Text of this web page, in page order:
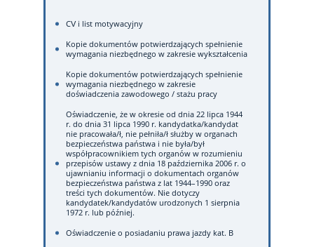
CV i list motywacyjny
Kopie dokumentów potwierdzających spełnienie
wymagania niezbędnego w zakresie wykształcenia
Kopie dokumentów potwierdzających spełnienie
wymagania niezbędnego w zakresie
doświadczenia zawodowego / stażu pracy
Oświadczenie, że w okresie od dnia 22 lipca 1944
r. do dnia 31 lipca 1990 r. kandydatka/kandydat
nie pracowała/ł, nie pełniła/ł służby w organach
bezpieczeństwa państwa i nie była/był
współpracownikiem tych organów w rozumieniu
przepisów ustawy z dnia 18 października 2006 r. o
ujawnianiu informacji o dokumentach organów
bezpieczeństwa państwa z lat 1944–1990 oraz
treści tych dokumentów. Nie dotyczy
kandydatek/kandydatów urodzonych 1 sierpnia
1972 r. lub później.
Oświadczenie o posiadaniu prawa jazdy kat. B